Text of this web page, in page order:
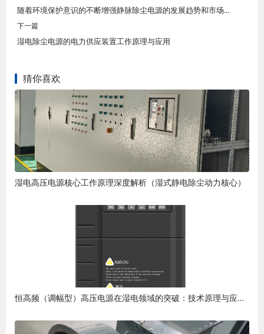
随着环境保护意识的不断增强静脉除尘电源的发展趋势和市场前景
下一篇
湿电除尘电源的电力供应装置工作原理与应用
猜你喜欢
湿电高压电源核心工作原理深度解析（湿式静电除尘动力核心）
恒高频（调幅型）高压电源在湿电领域的突破：技术原理与应用优势